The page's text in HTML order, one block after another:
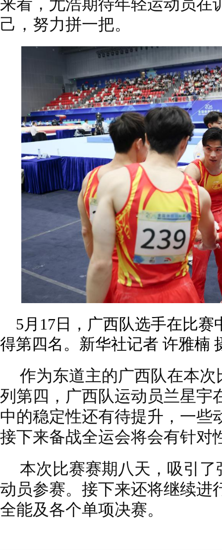
来看，尤浩期待年轻运动员在
己，努力拼一把。
5月17日，广西队选手在比赛
得第四名。新华社记者 许雅楠
作为东道主的广西队在本次
列第四，广西队运动员兰星宇
中的稳定性还有待提升，一些
接下来备战全运会将会有针对
本次比赛赛期八天，吸引
动员参赛。接下来还将继续进
全能及各个单项决赛。